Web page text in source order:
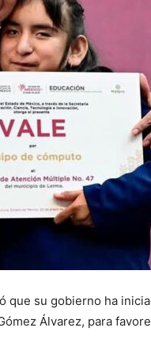
que su gobierno ha
Álvarez, para